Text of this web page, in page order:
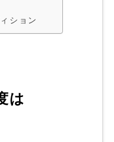
ション
は